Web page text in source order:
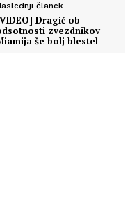
članek
Dragić ob
zvezdnikov
še bolj blestel